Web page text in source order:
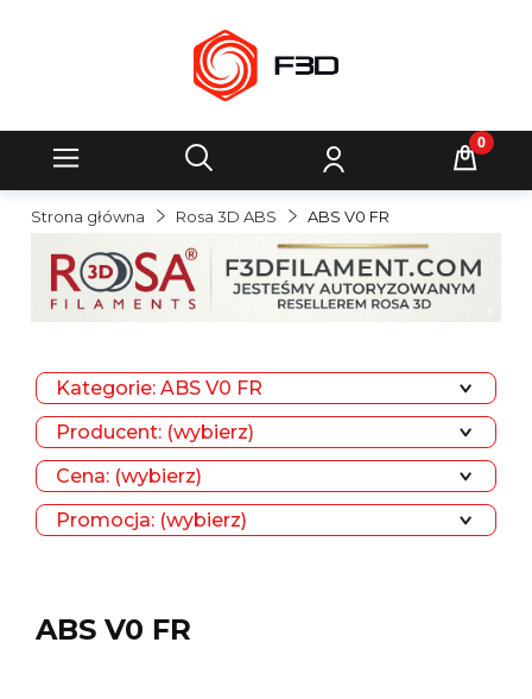
Strona główna Rosa 3D ABS ABS V0 FR
Kategorie: ABS V0 FR
Producent: (wybierz)
Cena: (wybierz)
Promocja: (wybierz)
ABS V0 FR